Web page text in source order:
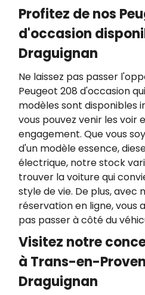
Profitez de nos
d'occasion
Draguignan
Ne laissez pas passer
Peugeot 208 d'occasion
modèles sont disponibles
vous pouvez venir les voir
engagement. Que vous
d'un modèle essence,
électrique, notre stock
trouver la voiture qui
style de vie. De plus, avec
réservation en ligne, vous
pas passer à côté du
Visitez notre
à Trans-en-
Draguignan